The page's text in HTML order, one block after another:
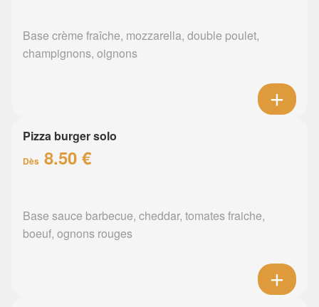
Base crème fraîche, mozzarella, double poulet,
champignons, oignons
Pizza burger solo
Dès 8.50 €
Base sauce barbecue, cheddar, tomates fraiche,
boeuf, ognons rouges